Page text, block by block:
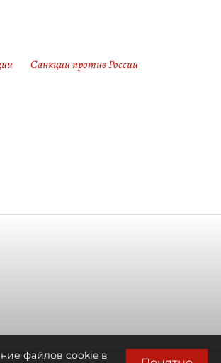
Санкции против России
файлов cookie в